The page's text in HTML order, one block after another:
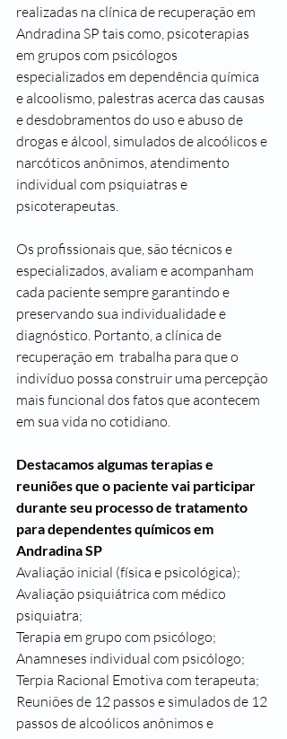
realizadas na clínica de recuperação em
Andradina SP tais como, psicoterapias
em grupos com psicólogos
especializados em dependência química
e alcoolismo, palestras acerca das causas
e desdobramentos do uso e abuso de
drogas e álcool, simulados de alcoólicos e
narcóticos anônimos, atendimento
individual com psiquiatras e
psicoterapeutas.
Os profissionais que, são técnicos e
especializados, avaliam e acompanham
cada paciente sempre garantindo e
preservando sua individualidade e
diagnóstico. Portanto, a clínica de
recuperação em  trabalha para que o
indivíduo possa construir uma percepção
mais funcional dos fatos que acontecem
em sua vida no cotidiano.
Destacamos algumas terapias e
reuniões que o paciente vai participar
durante seu processo de tratamento
para dependentes químicos em
Andradina SP
Avaliação inicial (física e psicológica);
Avaliação psiquiátrica com médico
psiquiatra;
Terapia em grupo com psicólogo;
Anamneses individual com psicólogo;
Terpia Racional Emotiva com terapeuta;
Reuniões de 12 passos e simulados de 12
passos de alcoólicos anônimos e